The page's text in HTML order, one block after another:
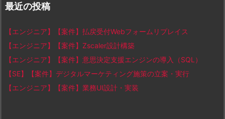
最近の投稿
【エンジニア】【案件】払戻受付Webフォームリプレイス
【エンジニア】【案件】Zscaler設計構築
【エンジニア】【案件】意思決定支援エンジンの導入（SQL）
【SE】【案件】デジタルマーケティング施策の立案・実行
【エンジニア】【案件】業務UI設計・実装